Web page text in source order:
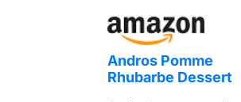
Andros Pomme
Rhubarbe Dessert